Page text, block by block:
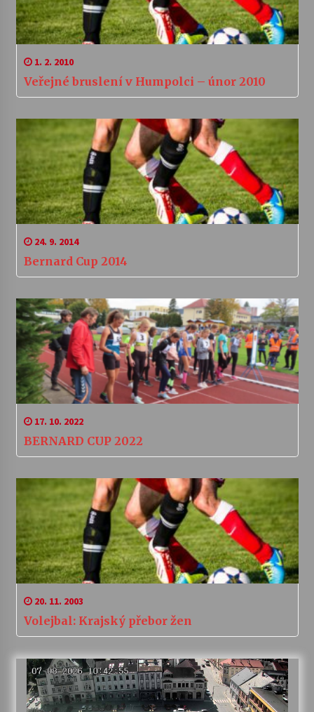
1. 2. 2010
Veřejné bruslení v Humpolci – únor 2010
24. 9. 2014
Bernard Cup 2014
17. 10. 2022
BERNARD CUP 2022
20. 11. 2003
Volejbal: Krajský přebor žen